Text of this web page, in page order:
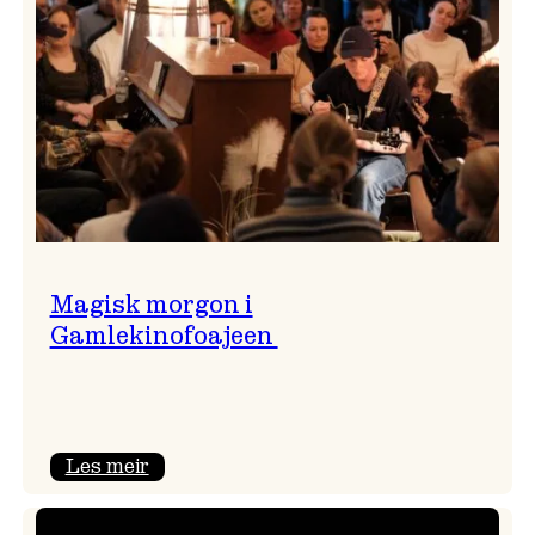
Magisk morgon i
Gamlekinofoajeen
Les meir: